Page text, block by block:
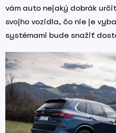
vám auto nejaký dobrák
svojho vozidla, čo nie je
systémami bude snažiť